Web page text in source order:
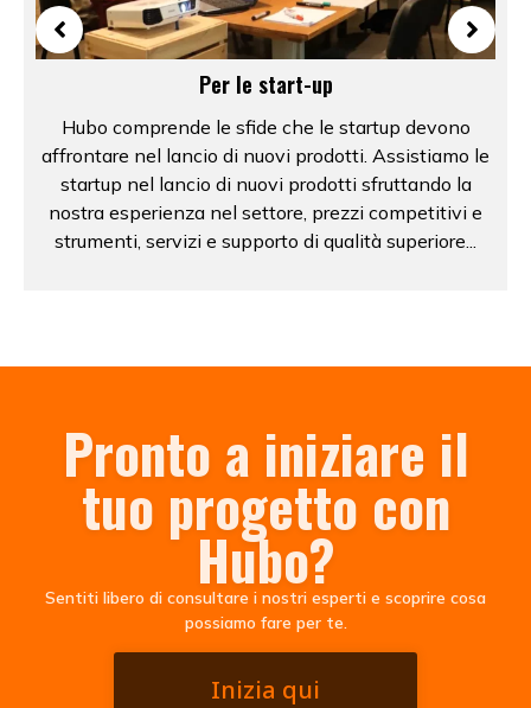
Per le start-up
Hubo comprende le sfide che le startup devono
affrontare nel lancio di nuovi prodotti. Assistiamo le
startup nel lancio di nuovi prodotti sfruttando la
nostra esperienza nel settore, prezzi competitivi e
strumenti, servizi e supporto di qualità superiore...
Pronto a iniziare il
tuo progetto con
Hubo?
Sentiti libero di consultare i nostri esperti e scoprire cosa
possiamo fare per te.
Inizia qui